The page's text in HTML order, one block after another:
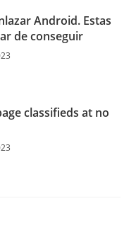
Android. Estas
de conseguir
classifieds at no